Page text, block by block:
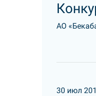
АО
30 июл